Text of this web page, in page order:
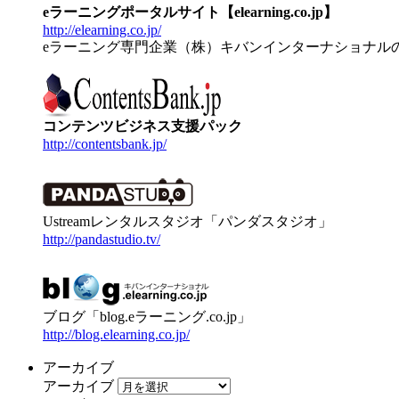
eラーニングポータルサイト【elearning.co.jp】
http://elearning.co.jp/
eラーニング専門企業（株）キバンインターナショナル
コンテンツビジネス支援パック
http://contentsbank.jp/
Ustreamレンタルスタジオ「パンダスタジオ」
http://pandastudio.tv/
ブログ「blog.eラーニング.co.jp」
http://blog.elearning.co.jp/
アーカイブ
アーカイブ